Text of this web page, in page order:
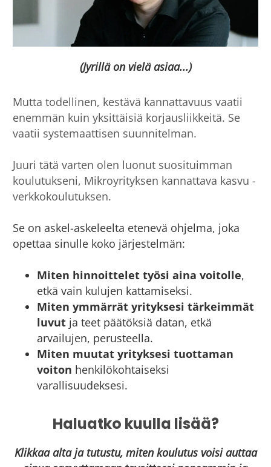
(Jyrillä on vielä asiaa...)
Mutta todellinen, kestävä kannattavuus vaatii
enemmän kuin yksittäisiä korjausliikkeitä. Se
vaatii systemaattisen suunnitelman.
Juuri tätä varten olen luonut suosituimman
koulutukseni, Mikroyrityksen kannattava kasvu -
verkkokoulutuksen.
Se on askel-askeleelta etenevä ohjelma, joka
opettaa sinulle koko järjestelmän:
Miten hinnoittelet työsi aina voitolle,
etkä vain kulujen kattamiseksi.
Miten ymmärrät yrityksesi tärkeimmät
luvut ja teet päätöksiä datan, etkä
arvailujen, perusteella.
Miten muutat yrityksesi tuottaman
voiton henkilökohtaiseksi
varallisuudeksesi.
Haluatko kuulla lisää?
Klikkaa alta ja tutustu, miten koulutus voisi auttaa